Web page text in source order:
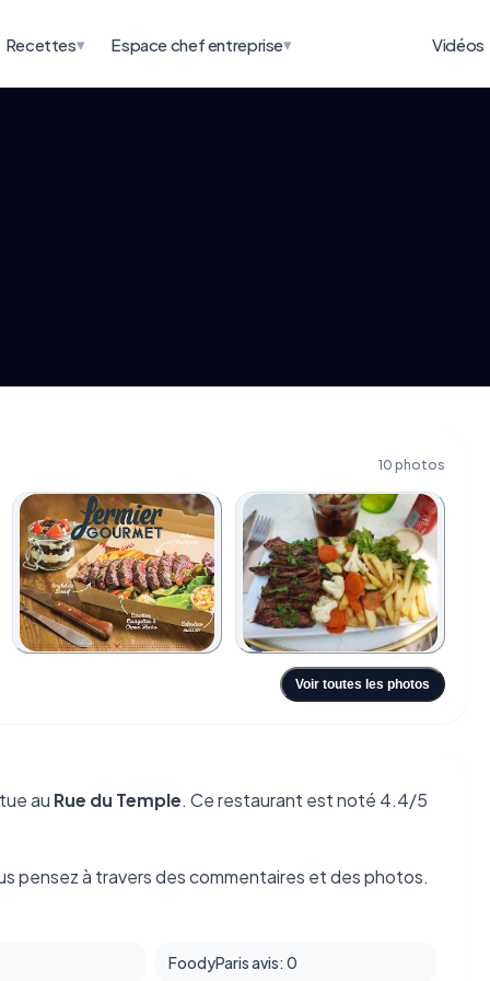
Recettes▾ Espace chef entreprise▾ Vidéos
10 photos
Voir toutes les photos
au Rue du Temple. Ce restaurant est noté 4.4/5
pensez à travers des commentaires et des photos.
FoodyParis avis: 0